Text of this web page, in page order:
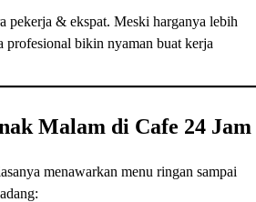
pekerja & ekspat. Meski harganya lebih
profesional bikin nyaman buat kerja
Malam di Cafe 24 Jam
menawarkan menu ringan sampai